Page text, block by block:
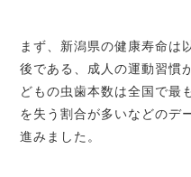
まず、新潟県の健康寿命は
後である、成人の運動習慣
どもの虫歯本数は全国で最
を失う割合が多いなどのデ
進みました。